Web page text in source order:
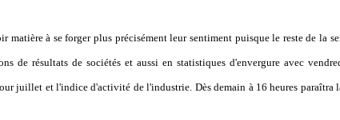
matière à se forger plus précisément leur sentiment puisque le reste de la
de résultats de sociétés et aussi en statistiques d'envergure avec
juillet et l'indice d'activité de l'industrie. Dès demain à 16 heures paraîtra